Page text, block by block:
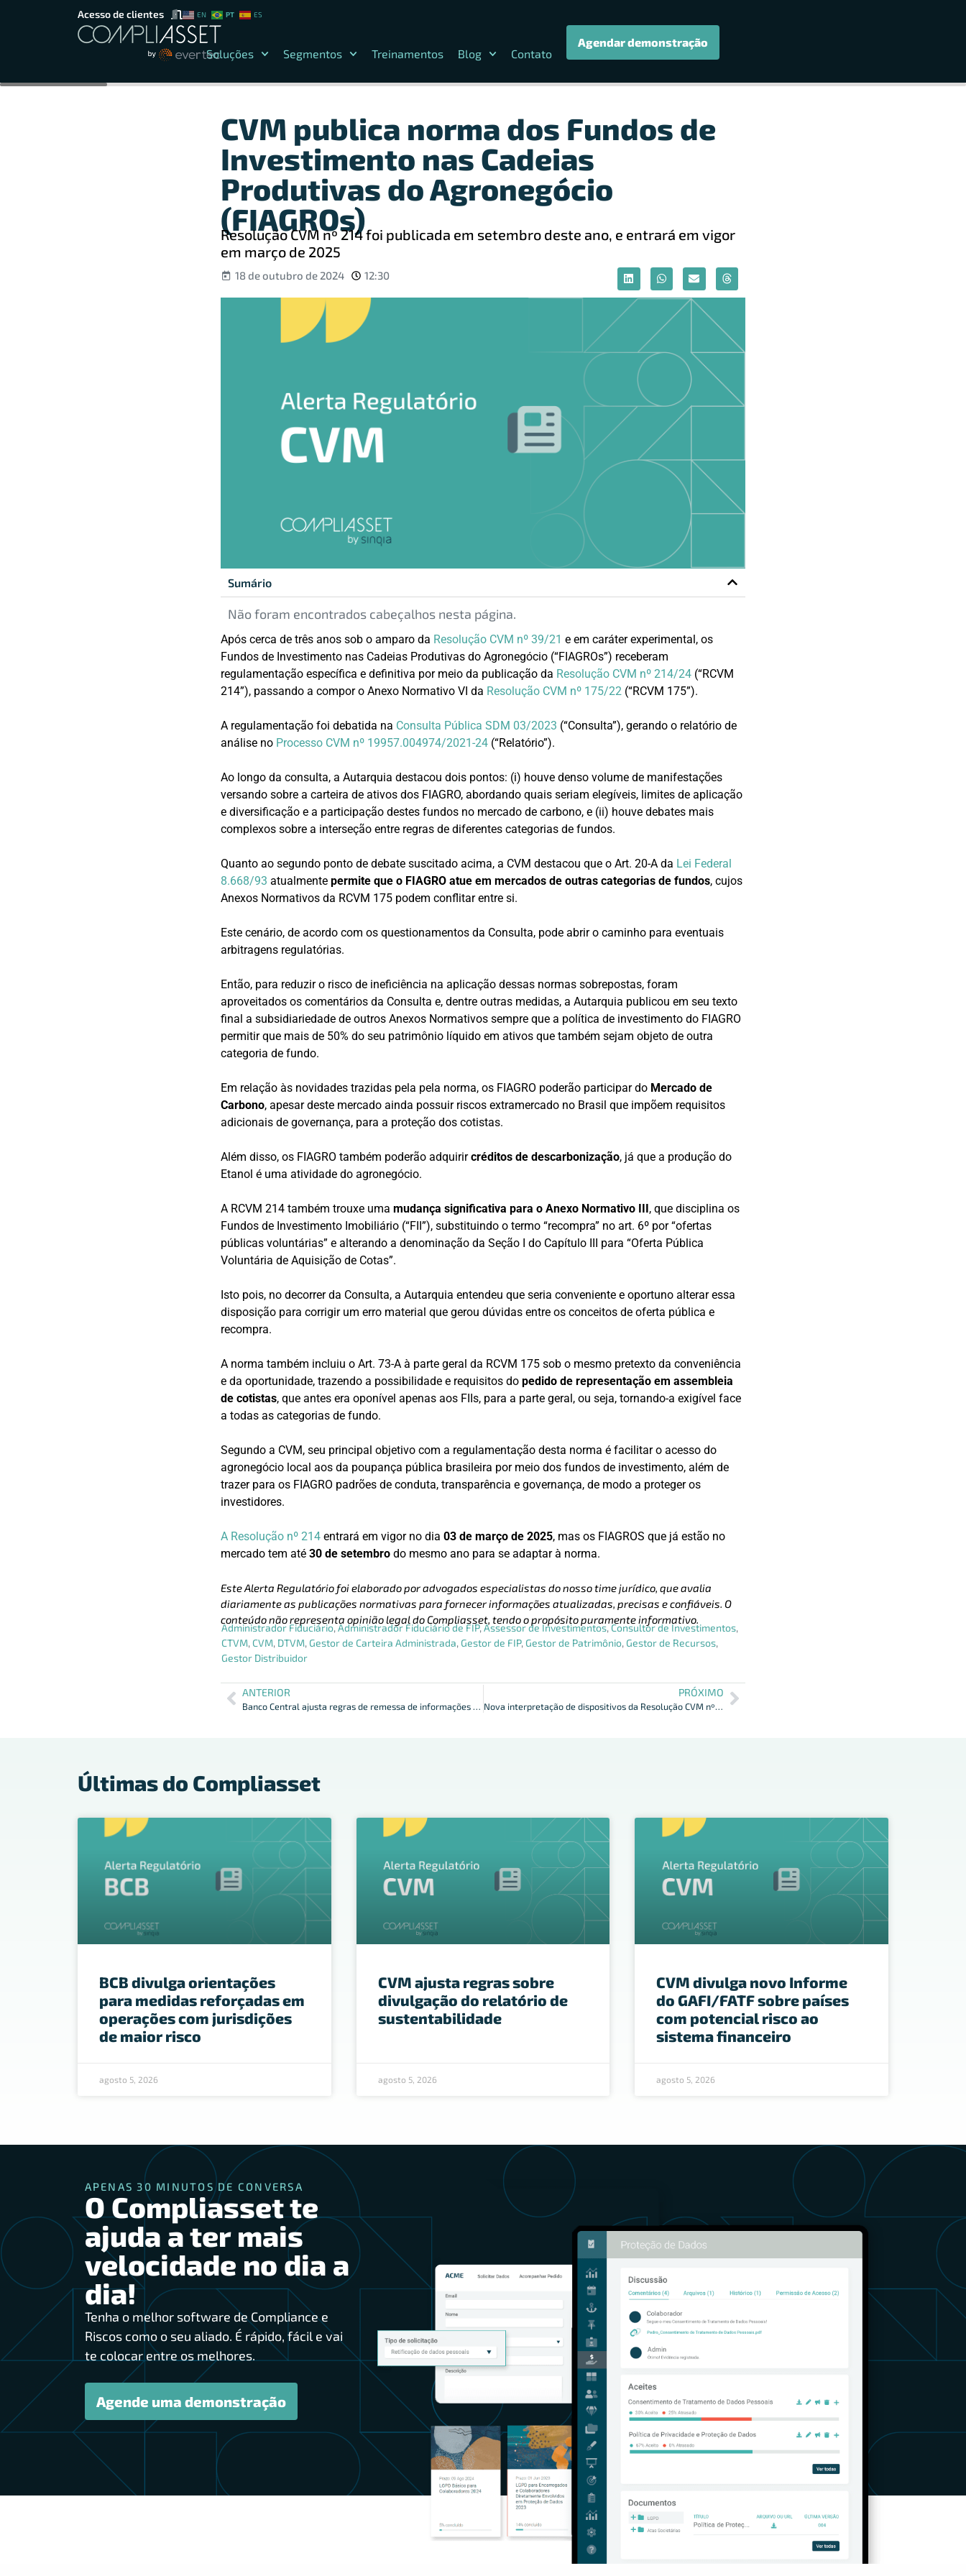
Acesso de clientes EN PT ES
Soluções Segmentos Treinamentos Blog Contato
Agendar demonstração
CVM publica norma dos Fundos de
Investimento nas Cadeias
Produtivas do Agronegócio
(FIAGROs)
Resolução CVM nº 214 foi publicada em setembro deste ano, e entrará em vigor
em março de 2025
18 de outubro de 2024 12:30
Sumário
Não foram encontrados cabeçalhos nesta página.
Após cerca de três anos sob o amparo da Resolução CVM nº 39/21 e em caráter experimental, os
Fundos de Investimento nas Cadeias Produtivas do Agronegócio (“FIAGROs”) receberam
regulamentação específica e definitiva por meio da publicação da Resolução CVM nº 214/24 (“RCVM
214”), passando a compor o Anexo Normativo VI da Resolução CVM nº 175/22 (“RCVM 175”).
A regulamentação foi debatida na Consulta Pública SDM 03/2023 (“Consulta”), gerando o relatório de
análise no Processo CVM nº 19957.004974/2021-24 (“Relatório”).
Ao longo da consulta, a Autarquia destacou dois pontos: (i) houve denso volume de manifestações
versando sobre a carteira de ativos dos FIAGRO, abordando quais seriam elegíveis, limites de aplicação
e diversificação e a participação destes fundos no mercado de carbono, e (ii) houve debates mais
complexos sobre a interseção entre regras de diferentes categorias de fundos.
Quanto ao segundo ponto de debate suscitado acima, a CVM destacou que o Art. 20-A da Lei Federal
8.668/93 atualmente permite que o FIAGRO atue em mercados de outras categorias de fundos, cujos
Anexos Normativos da RCVM 175 podem conflitar entre si.
Este cenário, de acordo com os questionamentos da Consulta, pode abrir o caminho para eventuais
arbitragens regulatórias.
Então, para reduzir o risco de ineficiência na aplicação dessas normas sobrepostas, foram
aproveitados os comentários da Consulta e, dentre outras medidas, a Autarquia publicou em seu texto
final a subsidiariedade de outros Anexos Normativos sempre que a política de investimento do FIAGRO
permitir que mais de 50% do seu patrimônio líquido em ativos que também sejam objeto de outra
categoria de fundo.
Em relação às novidades trazidas pela pela norma, os FIAGRO poderão participar do Mercado de
Carbono, apesar deste mercado ainda possuir riscos extramercado no Brasil que impõem requisitos
adicionais de governança, para a proteção dos cotistas.
Além disso, os FIAGRO também poderão adquirircréditos de descarbonização, já que a produção do
Etanol é uma atividade do agronegócio.
A RCVM 214 também trouxe uma mudança significativa para o Anexo Normativo III, que disciplina os
Fundos de Investimento Imobiliário (“FII”), substituindo o termo “recompra” no art. 6º por “ofertas
públicas voluntárias” e alterando a denominação da Seção I do Capítulo III para “Oferta Pública
Voluntária de Aquisição de Cotas”.
Isto pois, no decorrer da Consulta, a Autarquia entendeu que seria conveniente e oportuno alterar essa
disposição para corrigir um erro material que gerou dúvidas entre os conceitos de oferta pública e
recompra.
A norma também incluiu o Art. 73-A à parte geral da RCVM 175 sob o mesmo pretexto da conveniência
e da oportunidade, trazendo a possibilidade e requisitos do pedido de representação em assembleia
de cotistas, que antes era oponível apenas aos FIIs, para a parte geral, ou seja, tornando-a exigível face
a todas as categorias de fundo.
Segundo a CVM, seu principal objetivo com a regulamentação desta norma é facilitar o acesso do
agronegócio local aos da poupança pública brasileira por meio dos fundos de investimento, além de
trazer para os FIAGRO padrões de conduta, transparência e governança, de modo a proteger os
investidores.
A Resolução nº 214 entrará em vigor no dia 03 de março de 2025, mas os FIAGROS que já estão no
mercado tem até 30 de setembro do mesmo ano para se adaptar à norma.
Este Alerta Regulatório foi elaborado por advogados especialistas do nosso time jurídico, que avalia
diariamente as publicações normativas para fornecer informações atualizadas, precisas e confiáveis. O
conteúdo não representa opinião legal do Compliasset, tendo o propósito puramente informativo.
Administrador Fiduciário,Administrador Fiduciário de FIP,Assessor de Investimentos,Consultor de Investimentos,
CTVM, CVM, DTVM, Gestor de Carteira Administrada, Gestor de FIP, Gestor de Patrimônio, Gestor de Recursos,
Gestor Distribuidor
ANTERIOR
Banco Central ajusta regras de remessa de informações sobre fundos de investimento
PRÓXIMO
Nova interpretação de dispositivos da Resolução CVM nº 175
Últimas do Compliasset
BCB divulga orientações
para medidas reforçadas em
operações com jurisdições
de maior risco
agosto 5, 2026
CVM ajusta regras sobre
divulgação do relatório de
sustentabilidade
agosto 5, 2026
CVM divulga novo Informe
do GAFI/FATF sobre países
com potencial risco ao
sistema financeiro
agosto 5, 2026
APENAS 30 MINUTOS DE CONVERSA
O Compliasset te
ajuda a ter mais
velocidade no dia a
dia!
Tenha o melhor software de Compliance e
Riscos como o seu aliado. É rápido, fácil e vai
te colocar entre os melhores.
Agende uma demonstração